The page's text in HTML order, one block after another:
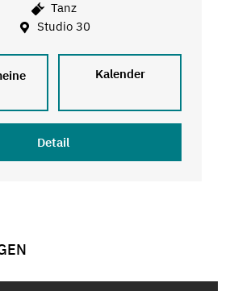
Tanz
Studio 30
Kalender
Detail